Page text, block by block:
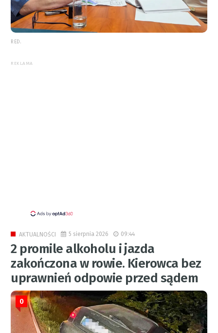
RED.
REKLAMA
AKTUALNOŚCI 5 sierpnia 2026 09:44
2 promile alkoholu i jazda
zakończona w rowie. Kierowca bez
uprawnień odpowie przed sądem
0